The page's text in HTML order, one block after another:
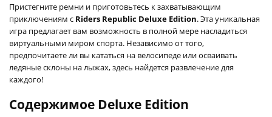
Пристегните ремни и приготовьтесь к захватывающим
приключениям с Riders Republic Deluxe Edition. Эта уникальная
игра предлагает вам возможность в полной мере насладиться
виртуальными миром спорта. Независимо от того,
предпочитаете ли вы кататься на велосипеде или осваивать
ледяные склоны на лыжах, здесь найдется развлечение для
каждого!
Содержимое Deluxe Edition